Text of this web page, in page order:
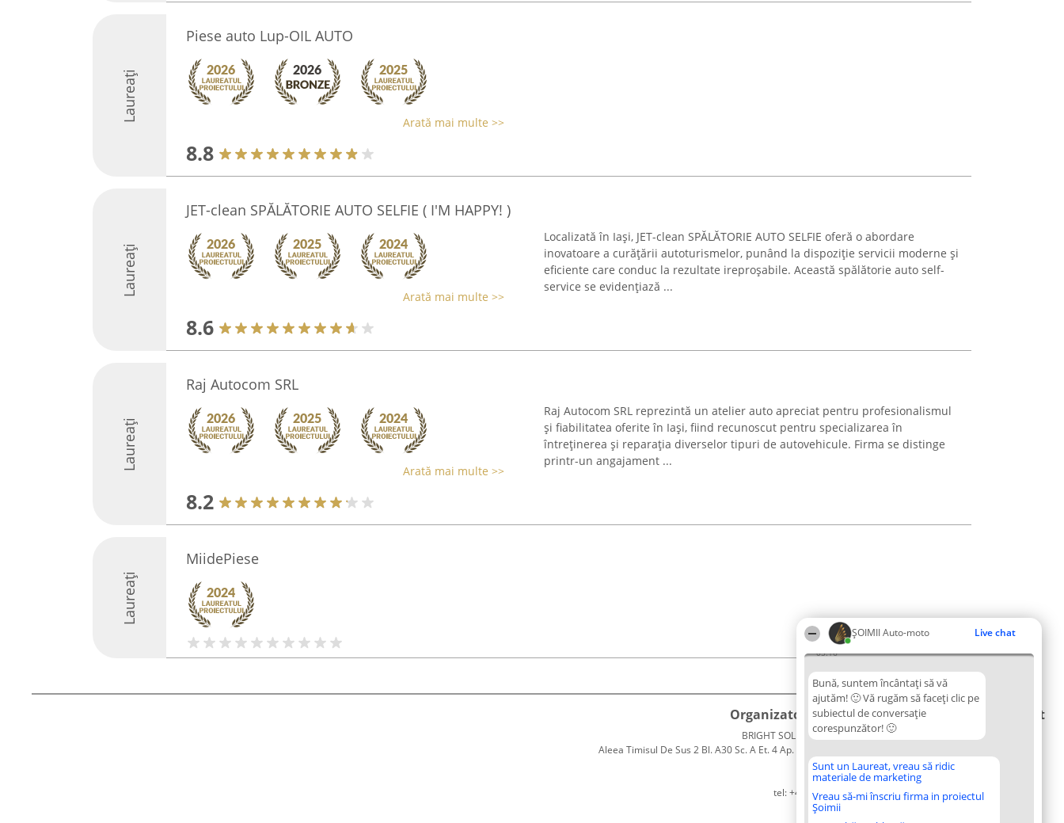
ȘOIMII Auto-moto Live chat
05:16
Bună, suntem încântați să vă
ajutăm! 🙂 Vă rugăm să faceți clic pe
subiectul de conversație
corespunzător! 🙂
Sunt un Laureat, vreau să ridic
materiale de marketing
Vreau să-mi înscriu firma in proiectul
Șoimii
Laureați
Piese auto Lup-OIL AUTO
Arată mai multe >>
8.8
Laureați
JET-clean SPĂLĂTORIE AUTO SELFIE ( I'M HAPPY! )
Arată mai multe >>
8.6
Localizată în Iași, JET-clean SPĂLĂTORIE AUTO SELFIE oferă o abordare
inovatoare a curățării autoturismelor, punând la dispoziție servicii moderne și
eficiente care conduc la rezultate ireproșabile. Această spălătorie auto self-
service se evidențiază ...
Laureați
Raj Autocom SRL
Arată mai multe >>
8.2
Raj Autocom SRL reprezintă un atelier auto apreciat pentru profesionalismul
și fiabilitatea oferite în Iași, fiind recunoscut pentru specializarea în
întreținerea și reparația diverselor tipuri de autovehicule. Firma se distinge
printr-un angajament ...
Laureați
MiidePiese
Organizator Ranking
BRIGHT SOLUTIONS BR SRL
Aleea Timisul De Sus 2 Bl. A30 Sc. A Et. 4 Ap. 13 Cod 061952
București
CUI 36737675
tel: +40 770 990 492
Plebiscyt
Tuturor
Laureaților
Reguli
Contact